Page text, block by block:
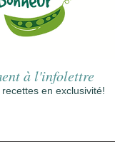
à l'infolettre
en exclusivité!